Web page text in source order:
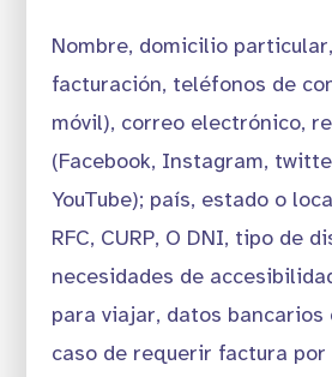
Nombre, domicilio
facturación, teléfonos de
móvil), correo electrónico,
(Facebook, Instagram,
YouTube); país, estado o
RFC, CURP, O DNI, tipo de
necesidades de
para viajar, datos
caso de requerir factura